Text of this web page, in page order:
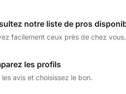
notre liste de pros
facilement ceux près de chez vous.
les profils
les avis et choisissez le bon.